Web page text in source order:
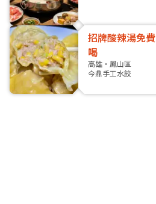
招牌酸辣湯免費
喝
高雄・鳳山區
今鼎手工水餃